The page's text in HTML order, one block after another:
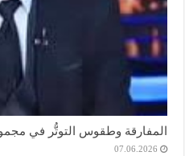
المفارقة وطقوس التوتُّر في
07.06.2026